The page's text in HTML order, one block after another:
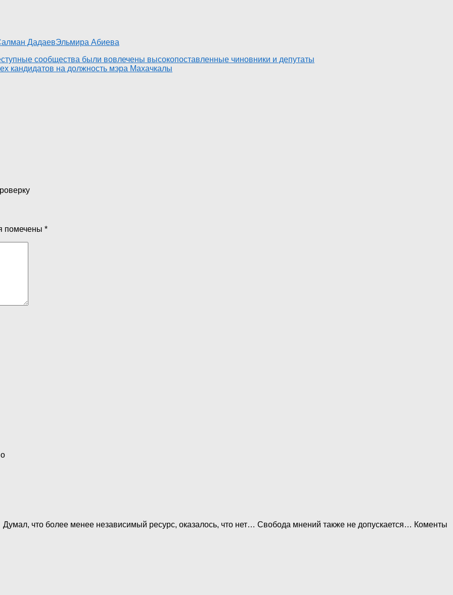
ДадаевЭльмира Абиева
сообщества были вовлечены высокопоставленные чиновники и депутаты
кандидатов на должность мэра Махачкалы
помечены *
что более менее независимый ресурс, оказалось, что нет… Свобода мнений также не допускается… Коменты